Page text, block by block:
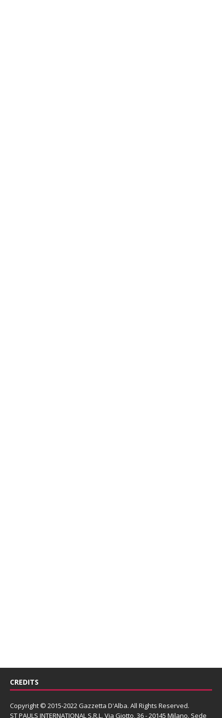
CREDITS
Copyright © 2015-2022 Gazzetta D'Alba. All Rights Reserved.
ST PAULS INTERNATIONAL S.R.L. Via Giotto, 36 - 20145 Milano. Sede